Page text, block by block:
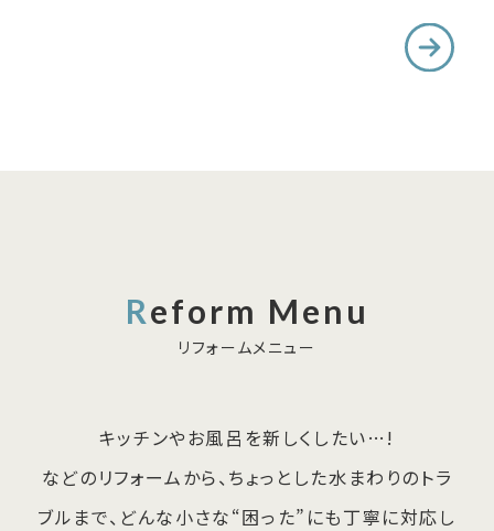
Reform Menu
リフォームメニュー
キッチンやお風呂を新しくしたい…!
などのリフォームから、 ちょっとした水まわりのトラ
ブルまで、どんな小さな“困った”にも丁寧に対応し